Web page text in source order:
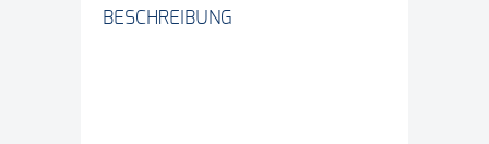
BESCHREIBUNG